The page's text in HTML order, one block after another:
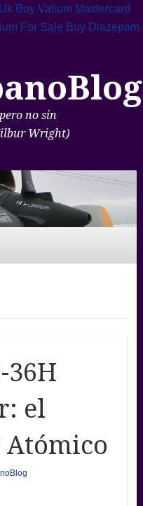
Buy Valium Mastercard
For Sale Buy Diazepam
no sin
Wright)
36H
el